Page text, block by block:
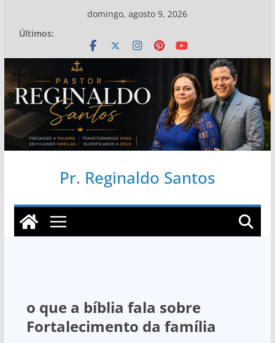
conteúdo
domingo, agosto 9, 2026
Últimos:
Pr. Reginaldo Santos
o que a bíblia fala sobre
Fortalecimento da família